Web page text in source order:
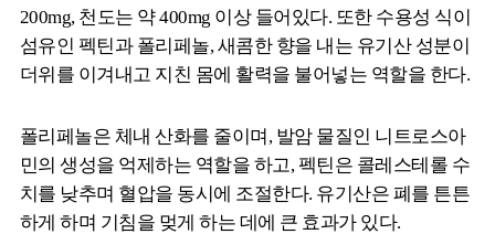
200mg, 천도는 약 400mg 이상 들어있다. 또한 수용성 식이
섬유인 펙틴과 폴리페놀, 새콤한 향을 내는 유기산 성분이
더위를 이겨내고 지친 몸에 활력을 불어넣는 역할을 한다.
폴리페놀은 체내 산화를 줄이며, 발암 물질인 니트로스아
민의 생성을 억제하는 역할을 하고, 펙틴은 콜레스테롤 수
치를 낮추며 혈압을 동시에 조절한다. 유기산은 폐를 튼튼
하게 하며 기침을 멎게 하는 데에 큰 효과가 있다.